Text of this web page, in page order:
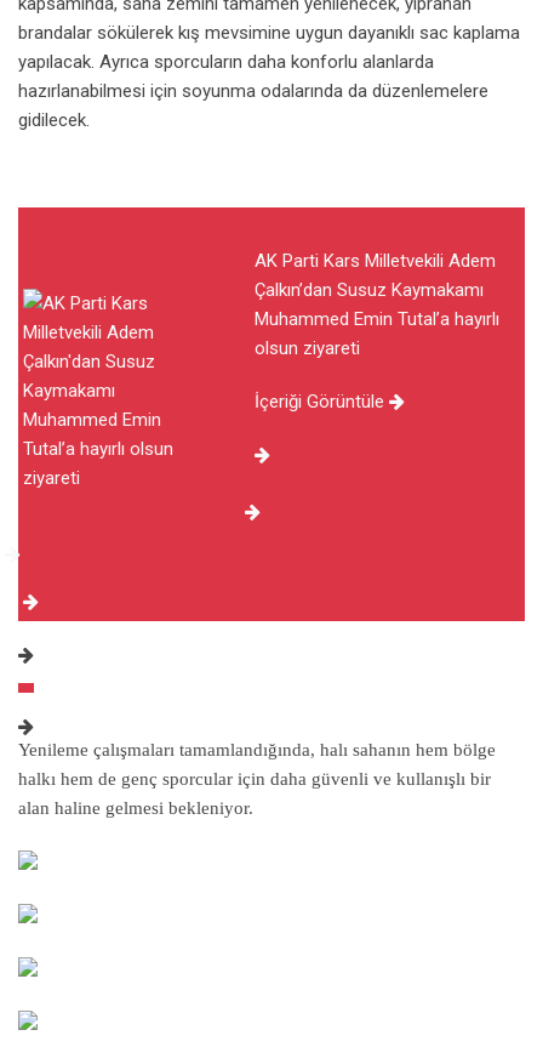
brandalar sökülerek kış mevsimine uygun dayanıklı sac kaplama
yapılacak. Ayrıca sporcuların daha konforlu alanlarda
hazırlanabilmesi için soyunma odalarında da düzenlemelere
gidilecek.
AK Parti Kars Milletvekili Adem
Çalkın’dan Susuz Kaymakamı
Muhammed Emin Tutal’a hayırlı
olsun ziyareti
İçeriği Görüntüle
Yenileme çalışmaları tamamlandığında, halı sahanın hem bölge
halkı hem de genç sporcular için daha güvenli ve kullanışlı bir
alan haline gelmesi bekleniyor.